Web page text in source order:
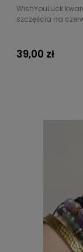
WishYouLuck
szczęścia na
39,00 zł